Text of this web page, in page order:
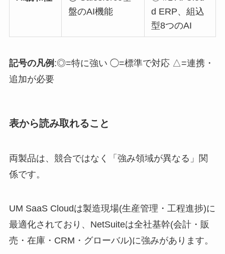
盤のAI機能
d ERP、組込
型8つのAI
記号の凡例 :◎=特に強い ◯=標準で対応 △=連携・
追加が必要
表から読み取れること
両製品は、競合ではなく「強み領域が異なる」関
係です。
UM SaaS Cloudは製造現場(生産管理・工程進捗)に
最適化されており、NetSuiteは全社基幹(会計・販
売・在庫・CRM・グローバル)に強みがあります。